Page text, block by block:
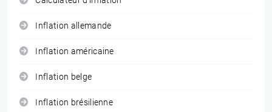
Inflation allemande
Inflation américaine
Inflation belge
Inflation brésilienne